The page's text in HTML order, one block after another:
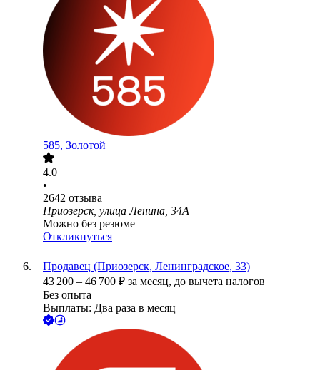
585, Золотой
4.0
•
2642 отзыва
Приозерск, улица Ленина, 34А
Можно без резюме
Откликнуться
Продавец (Приозерск, Ленинградское, 33)
43 200 – 46 700 ₽ за месяц, до вычета налогов
Без опыта
Выплаты: Два раза в месяц